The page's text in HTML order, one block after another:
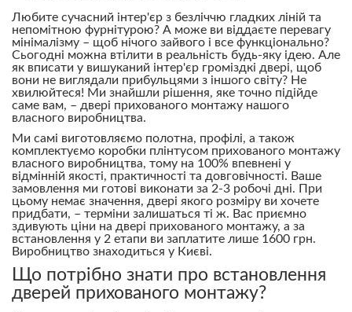
Любите сучасний інтер'єр з безліччю гладких ліній та
непомітною фурнітурою? А може ви віддаєте перевагу
мінімалізму – щоб нічого зайвого і все функціонально?
Сьогодні можна втілити в реальність будь-яку ідею. Але
як вписати у вишуканий інтер'єр громіздкі двері, щоб
вони не виглядали прибульцями з іншого світу? Не
хвилюйтеся! Ми знайшли рішення, яке точно підійде
саме вам, – двері прихованого монтажу нашого
власного виробництва.
Ми самі виготовляємо полотна, профілі, а також
комплектуємо коробки плінтусом прихованого монтажу
власного виробництва, тому на 100% впевнені у
відмінній якості, практичності та довговічності. Ваше
замовлення ми готові виконати за 2-3 робочі дні. При
цьому немає значення, двері якого розміру ви хочете
придбати, – терміни залишаться ті ж. Вас приємно
здивують ціни на двері прихованого монтажу, а за
встановлення у 2 етапи ви заплатите лише 1600 грн.
Виробництво знаходиться у Києві.
Що потрібно знати про встановлення
дверей прихованого монтажу?